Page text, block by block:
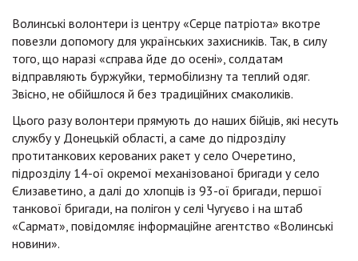
Волинські волонтери із центру «Серце патріота» вкотре
повезли допомогу для українських захисників. Так, в силу
того, що наразі «справа йде до осені», солдатам
відправляють буржуйки, термобілизну та теплий одяг.
Звісно, не обійшлося й без традиційних смаколиків.
Цього разу волонтери прямують до наших бійців, які несуть
службу у Донецькій області, а саме до підрозділу
протитанкових керованих ракет у село Очеретино,
підрозділу 14-ої окремої механізованої бригади у село
Єлизаветино, а далі до хлопців із 93-ої бригади, першої
танкової бригади, на полігон у селі Чугуєво і на штаб
«Сармат», повідомляє інформаційне агентство «Волинські
новини».